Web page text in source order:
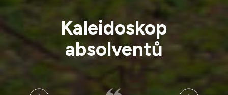
Kaleidoskop
absolventů